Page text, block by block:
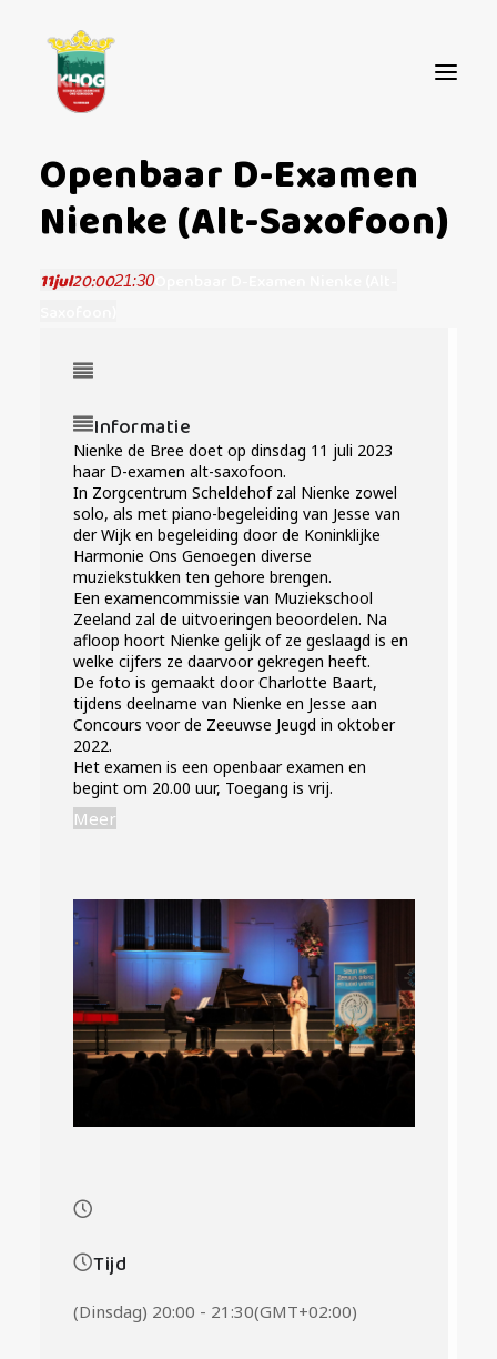
OVER ONS
AGENDA
NIEUWS
STEUN ONS!
Exact matches only
Search in title
Search in content
Openbaar D-Examen
Nienke (alt-Saxofoon)
11Jul20:0021:30Openbaar D-Examen Nienke (alt-
Informatie
Nienke de Bree doet op dinsdag 11 juli 2023
haar D-examen alt-saxofoon.
In Zorgcentrum Scheldehof zal Nienke zowel
solo, als met piano-begeleiding van Jesse van
der Wijk en begeleiding door de Koninklijke
Harmonie Ons Genoegen diverse
muziekstukken ten gehore brengen.
Een examencommissie van Muziekschool
Zeeland zal de uitvoeringen beoordelen. Na
afloop hoort Nienke gelijk of ze geslaagd is en
welke cijfers ze daarvoor gekregen heeft.
De foto is gemaakt door Charlotte Baart,
tijdens deelname van Nienke en Jesse aan
Concours voor de Zeeuwse Jeugd in oktober
2022.
Het examen is een openbaar examen en
begint om 20.00 uur, Toegang is vrij.
Meer
Tijd
(Dinsdag) 20:00 - 21:30(GMT+02:00)